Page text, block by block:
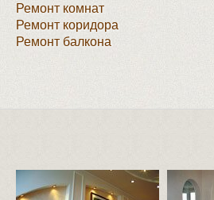
Ремонт комнат
Ремонт коридора
Ремонт балкона